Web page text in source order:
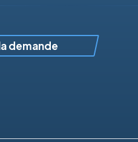
demande